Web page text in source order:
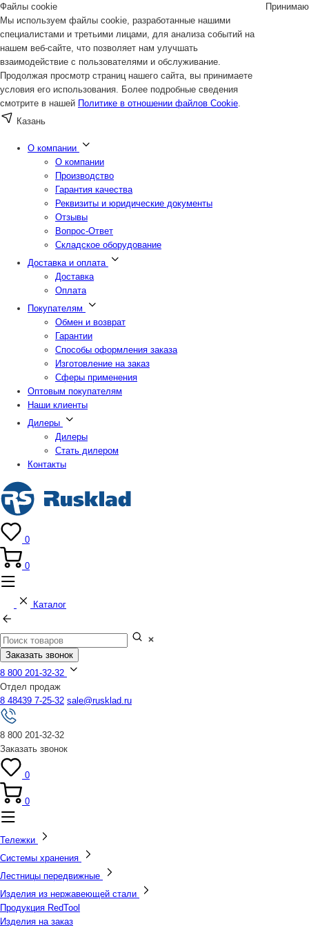
Файлы cookie
Мы используем файлы cookie, разработанные нашими
специалистами и третьими лицами, для анализа событий на
нашем веб-сайте, что позволяет нам улучшать
взаимодействие с пользователями и обслуживание.
Продолжая просмотр страниц нашего сайта, вы принимаете
условия его использования. Более подробные сведения
смотрите в нашей Политике в отношении файлов Cookie.
Принимаю
Казань
О компании
О компании
Производство
Гарантия качества
Реквизиты и юридические документы
Отзывы
Вопрос-Ответ
Складское оборудование
Доставка и оплата
Доставка
Оплата
Покупателям
Обмен и возврат
Гарантии
Способы оформления заказа
Изготовление на заказ
Сферы применения
Оптовым покупателям
Наши клиенты
Дилеры
Дилеры
Стать дилером
Контакты
0
0
Каталог
Заказать звонок
8 800 201-32-32
Отдел продаж
8 48439 7-25-32 sale@rusklad.ru
8 800 201-32-32
Заказать звонок
0
0
Тележки
Системы хранения
Лестницы передвижные
Изделия из нержавеющей стали
Продукция RedTool
Изделия на заказ